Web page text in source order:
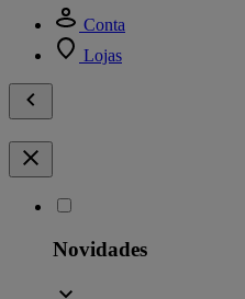
Conta
Lojas
Novidades